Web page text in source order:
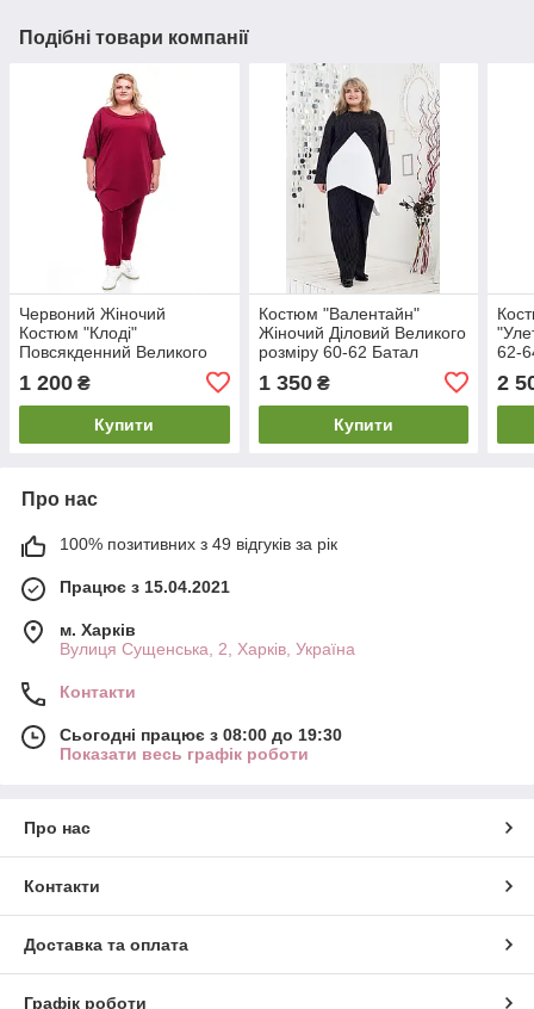
Подібні товари компанії
Червоний Жіночий
Костюм "Клоді"
Повсякденний Великого
розміру 64-66 Спортивний
Туніка та Штани Батал
1 200 ₴
Купити
Костюм "Валентайн"
Жіночий Діловий Великого
розміру 60-62 Батал
білий
1 350₴
Купити
62-
2
Про нас
100% позитивних з 49 відгуків за рік
Працює з 15.04.2021
м. Харків
Вулиця Сущенська, 2, Харків, Україна
Контакти
Сьогодні працює з 08:00 до 19:30
Показати весь графік роботи
Про нас
Контакти
Доставка та оплата
Графік роботи